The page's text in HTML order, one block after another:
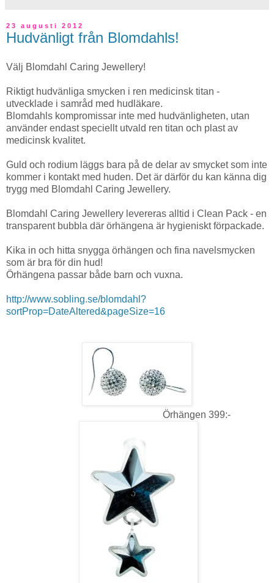
23 augusti 2012
Hudvänligt från Blomdahls!
Välj Blomdahl Caring Jewellery!
Riktigt hudvänliga smycken i ren medicinsk titan -
utvecklade i samråd med hudläkare.
Blomdahls kompromissar inte med hudvänligheten, utan
använder endast speciellt utvald ren titan och plast av
medicinsk kvalitet.
Guld och rodium läggs bara på de delar av smycket som inte
kommer i kontakt med huden. Det är därför du kan känna dig
trygg med Blomdahl Caring Jewellery.
Blomdahl Caring Jewellery levereras alltid i Clean Pack - en
transparent bubbla där örhängena är hygieniskt förpackade.
Kika in och hitta snygga örhängen och fina navelsmycken
som är bra för din hud!
Örhängena passar både barn och vuxna.
http://www.sobling.se/blomdahl?
sortProp=DateAltered&pageSize=16
Örhängen 399:-